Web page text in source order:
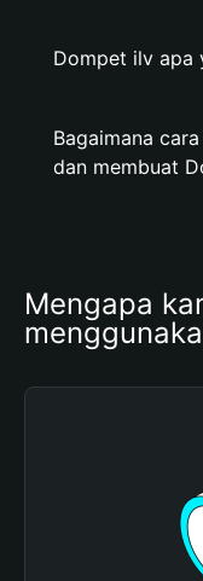
Dompet ilv apa
Bagaimana
dan membuat
Mengapa